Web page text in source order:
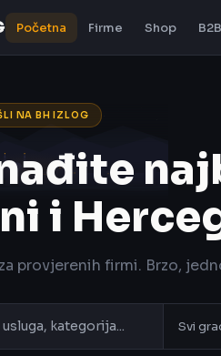
Početna Firme Shop B2B
NA BH IZLOG
i
provjerenih firmi. Brzo,